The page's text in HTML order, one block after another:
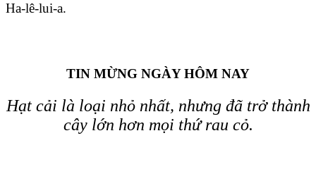
Ha-lê-lui-a.
TIN MỪNG NGÀY HÔM NAY
Hạt cải là loại nhỏ nhất, nhưng đã trở thành
cây lớn hơn mọi thứ rau cỏ.